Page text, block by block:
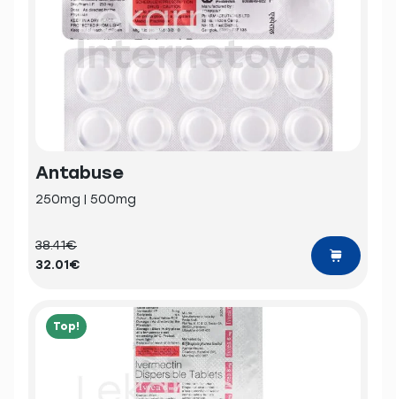
Antabuse
250mg | 500mg
38.41€
32.01€
Top!